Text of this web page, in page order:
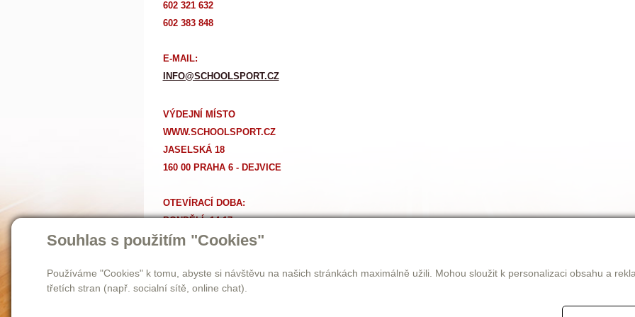
Souhlas s použitím "Cookies"
Používáme "Cookies" k tomu, abyste si návštěvu na našich stránkách maximálně užili. Mohou sloužit k personalizaci obsahu a
třetích stran (např. socialní sítě, online chat).
602 321 632
602 383 848
E-MAIL:
INFO@SCHOOLSPORT.CZ
VÝDEJNÍ MÍSTO
WWW.SCHOOLSPORT.CZ
JASELSKÁ 18
160 00 PRAHA 6 - DEJVICE
OTEVÍRACÍ DOBA:
PONDĚLÍ: 14-17
ÚTERÝ AŽ PÁTEK: 11-17